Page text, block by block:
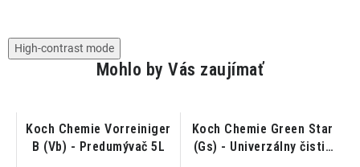
High-contrast mode
Mohlo by Vás zaujímať
Koch Chemie Vorreiniger
B (Vb) - Predumývač 5L
Koch Chemie Green Star
(Gs) - Univerzálny čistič